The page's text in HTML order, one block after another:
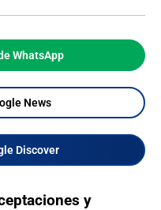
WhatsApp
News
Discover
y